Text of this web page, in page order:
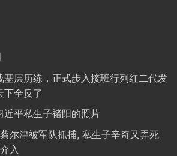
基层历练，正式步入接班行列红二代发
下全反了
近平私生子褚阳的照片
尔津被军队抓捕, 私生子辛奇又弄死
入